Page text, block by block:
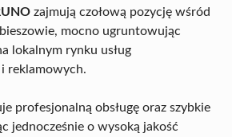
zajmują czołową pozycję wśród
mocno ugruntowując
lokalnym rynku usług
reklamowych.
profesjonalną obsługę oraz szybkie
jednocześnie o wysoką jakość